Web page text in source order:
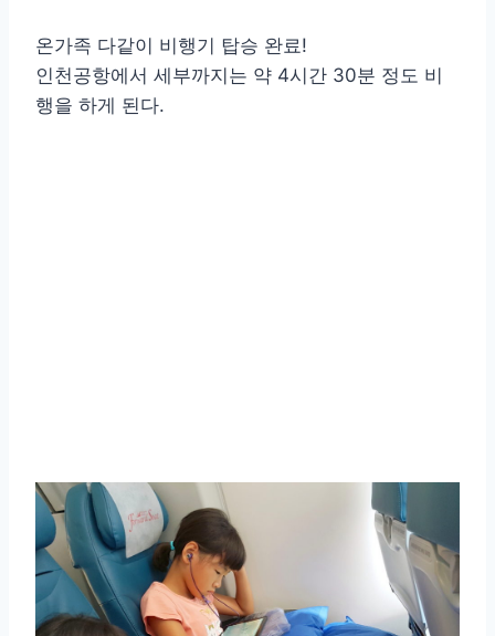
온가족 다같이 비행기 탑승 완료!
인천공항에서 세부까지는 약 4시간 30분 정도 비
행을 하게 된다.